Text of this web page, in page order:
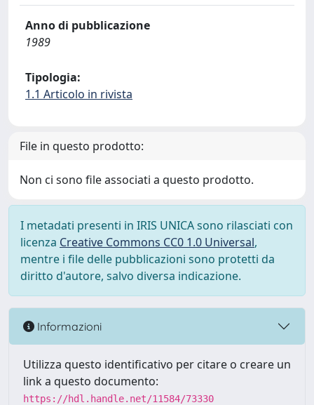
Anno di pubblicazione
1989
Tipologia:
1.1 Articolo in rivista
File in questo prodotto:
Non ci sono file associati a questo prodotto.
I metadati presenti in IRIS UNICA sono rilasciati con
licenza Creative Commons CC0 1.0 Universal,
mentre i file delle pubblicazioni sono protetti da
diritto d'autore, salvo diversa indicazione.
Informazioni
Utilizza questo identificativo per citare o creare un
link a questo documento:
https://hdl.handle.net/11584/73330